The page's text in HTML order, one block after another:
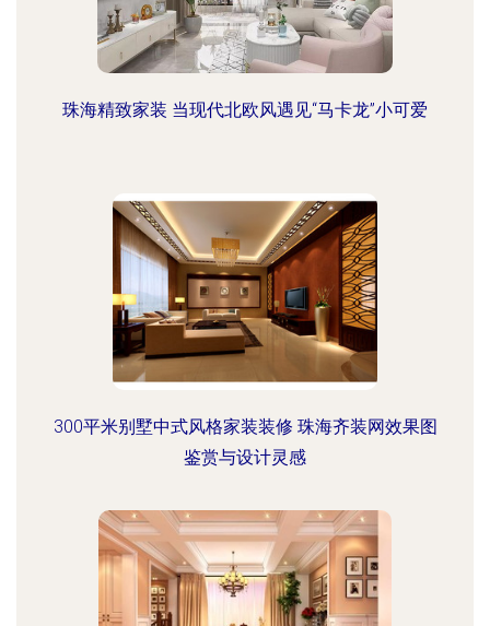
珠海精致家装 当现代北欧风遇见“马卡龙”小可爱
300平米别墅中式风格家装装修 珠海齐装网效果图
鉴赏与设计灵感